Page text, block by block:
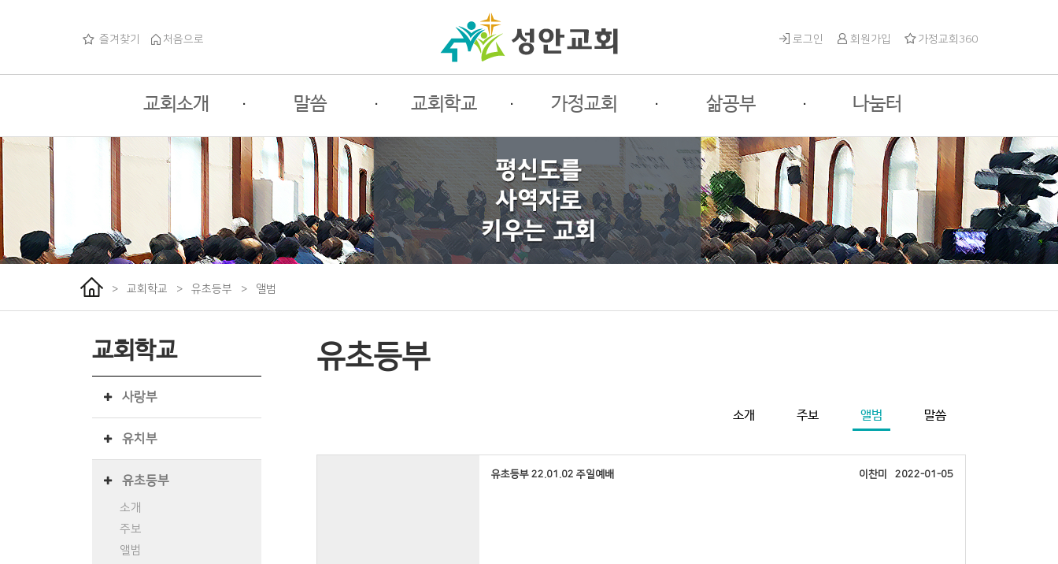
즐겨찾기 처음으로 로그인 회원가입 가정교회360
교회소개
교회소개
교회사명
교회로고
교회연혁
섬기는분들
예배안내
· 말씀
주일예배
목회자코너
특별행사
· 교회학교
사랑부
유치부
유초등부
청소년부
· 가정교회
가정교회란
초원소개
평신도세미나
· 삶공부
전체과정안내
필수과목 안내
선택과목 안내
· 나눔터
성안나눔터
게스트나눔터
자유게시판
사진게시판
영상게시판
> 교회학교 > 유초등부 > 앨범
교회학교
사랑부
유치부
유초등부
소개
주보
앨범
유초등부
소개 주보 앨범 말씀
유초등부 22.01.02 주일예배 2022-01-05
이찬미